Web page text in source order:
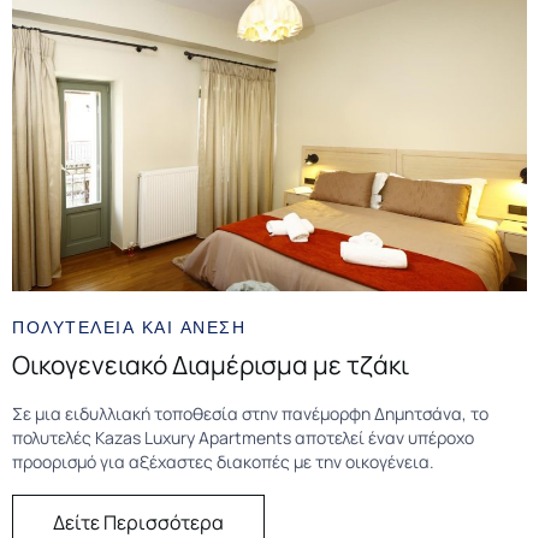
ΠΟΛΥΤΕΛΕΙΑ ΚΑΙ ΑΝΕΣΗ
Οικογενειακό Διαμέρισμα με τζάκι
Σε μια ειδυλλιακή τοποθεσία στην πανέμορφη Δημητσάνα, το
πολυτελές Kazas Luxury Apartments αποτελεί έναν υπέροχο
προορισμό για αξέχαστες διακοπές με την οικογένεια.
Δείτε Περισσότερα